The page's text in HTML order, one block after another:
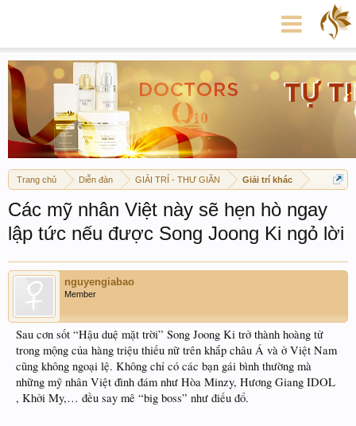
Trang chủ Diễn đàn GIẢI TRÍ - THƯ GIÃN Giải trí khác
Các mỹ nhân Việt này sẽ hẹn hò ngay
lập tức nếu được Song Joong Ki ngỏ lời
nguyengiabao
Member
Sau cơn sốt “Hậu duệ mặt trời” Song Joong Ki trở thành hoàng tử
trong mộng của hàng triệu thiếu nữ trên khắp châu Á và ở Việt Nam
cũng không ngoại lệ. Không chỉ có các bạn gái bình thường mà
những mỹ nhân Việt đình đám như Hòa Minzy, Hương Giang IDOL
, Khởi My,… đều say mê “big boss” như điếu đổ.